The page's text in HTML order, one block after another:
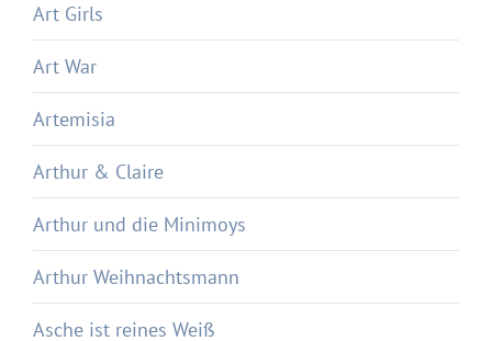
Art Girls
Art War
Artemisia
Arthur & Claire
Arthur und die Minimoys
Arthur Weihnachtsmann
Asche ist reines Weiß